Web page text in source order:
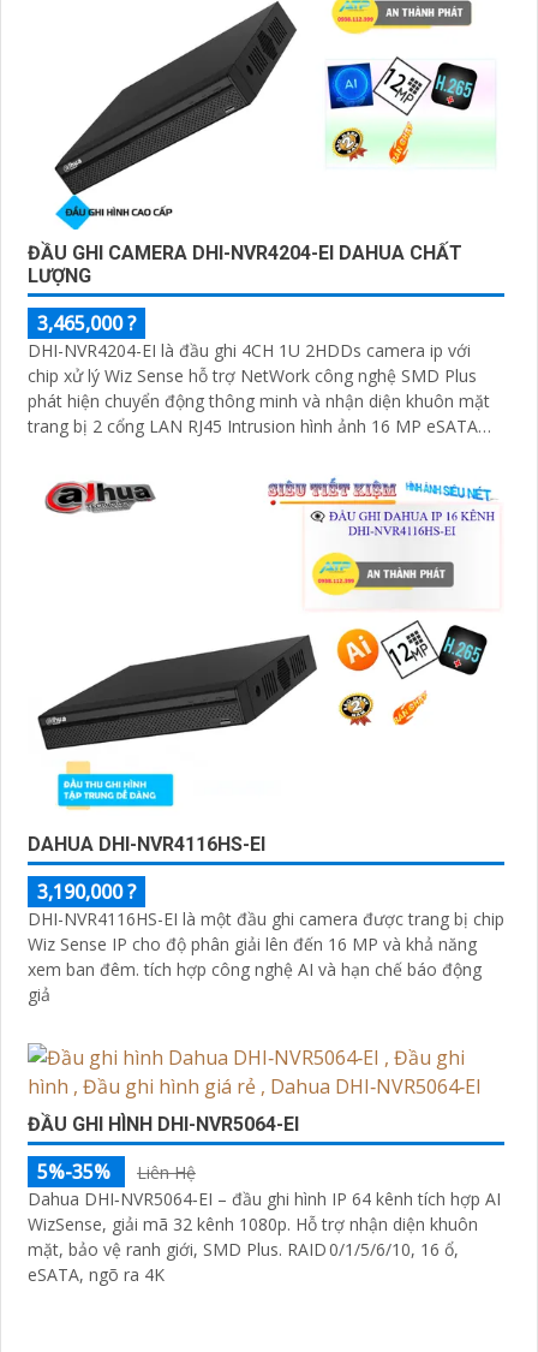
ĐẦU GHI CAMERA DHI-NVR4204-EI DAHUA CHẤT
LƯỢNG
3,465,000 ?
DHI-NVR4204-EI là đầu ghi 4CH 1U 2HDDs camera ip với
chip xử lý Wiz Sense hỗ trợ NetWork công nghệ SMD Plus
phát hiện chuyển động thông minh và nhận diện khuôn mặt
trang bị 2 cổng LAN RJ45 Intrusion hình ảnh 16 MP eSATA
DAHUA DHI-NVR4116HS-EI
3,190,000 ?
DHI-NVR4116HS-EI là một đầu ghi camera được trang bị chip
Wiz Sense IP cho độ phân giải lên đến 16 MP và khả năng
xem ban đêm. tích hợp công nghệ AI và hạn chế báo động
giả
ĐẦU GHI HÌNH DHI-NVR5064-EI
5%-35%
Liên Hệ
Dahua DHI‑NVR5064‑EI – đầu ghi hình IP 64 kênh tích hợp AI
WizSense, giải mã 32 kênh 1080p. Hỗ trợ nhận diện khuôn
mặt, bảo vệ ranh giới, SMD Plus. RAID 0/1/5/6/10, 16 ổ,
eSATA, ngõ ra 4K